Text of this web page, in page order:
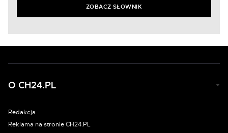
ZOBACZ SŁOWNIK
O CH24.PL
Redakcja
Reklama na stronie CH24.PL